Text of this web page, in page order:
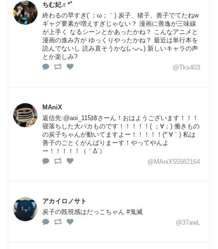
ちむ妃♬*ﾟ
終わるの早すぎ(´；ω；｀) 炭子、猪子、善子でてたねw
ギャグ要素が増えすぎじゃない？ 漫画に善逸が三味線
が上手く なるシーンとかあったかね？ こんなアニメと
漫画の進み方が ゆっくりやったかね？ 最近は単行本を
読んでないし 読み直そうかな(｡ᵕᴗᵕ｡) 新しいキャラの声
とか楽しみ?
@Tks403
MAniX
返信先:@aoi_115姉さーん！おはようございます！！！
寝落ちした大バカものです！！！！！( ；∀；) 働きもの
の炭子ちゃんが動いてますよー！！！！！(*´∀｀) 私は
善子のごとくがんばりまーす！やってやんよ
ー！！！！！（｀Δ´）
@MAniX55582164
アカイロノサト
炭子の既視感はだっこちゃん #鬼滅
@37awL